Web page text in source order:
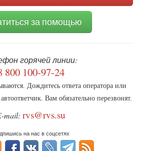
за помощью
горячей линии:
800 100-97-24
Дождитесь ответа оператора или
Вам обязательно перезвонят.
mail: rvs@rvs.su
на нас в соцсетях